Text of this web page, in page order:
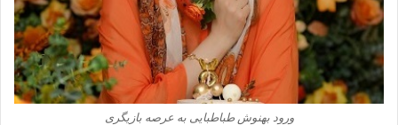
ورود بهنوش طباطبایی به عرصه بازیگری